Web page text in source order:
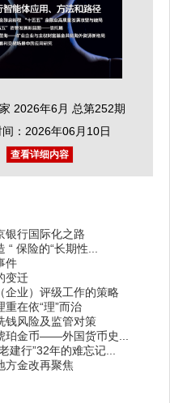
2026年6月 总第252期
间：2026年06月10日
查看详细内容
银行国际化之路
“ 保险的“长期性...
件
变迁
企业）评级工作的策略
在依“理”而治
钱风险及监管对策
珀金币——外国货币史...
建行”32年的难忘记...
方金改再聚焦